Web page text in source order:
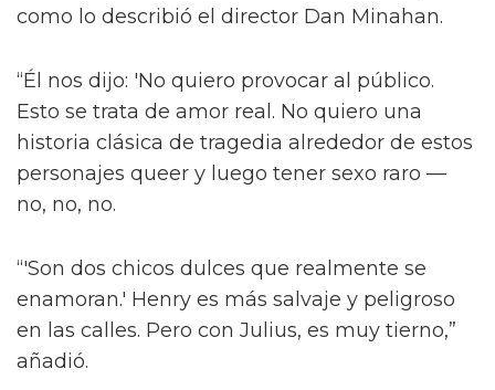
como lo describió el director Dan Minahan.
“Él nos dijo: 'No quiero provocar al público.
Esto se trata de amor real. No quiero una
historia clásica de tragedia alrededor de estos
personajes queer y luego tener sexo raro —
no, no, no.
“'Son dos chicos dulces que realmente se
enamoran.' Henry es más salvaje y peligroso
en las calles. Pero con Julius, es muy tierno,”
añadió.